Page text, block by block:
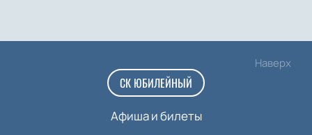
Наверх
СК ЮБИЛЕЙНЫЙ
Афиша и билеты